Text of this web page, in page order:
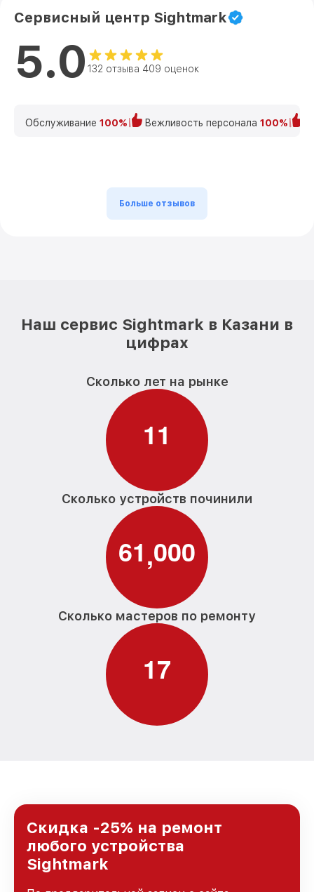
Сервисный центр Sightmark
5.0 132 отзыва 409 оценок
Обслуживание 100% Вежливость персонала 100%
Больше отзывов
Наш сервис Sightmark в Казани в
цифрах
Сколько лет на рынке
11
Сколько устройств починили
61,000
Сколько мастеров по ремонту
17
Скидка -25% на ремонт
любого устройства
Sightmark